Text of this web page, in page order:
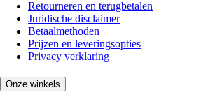
Retourneren en terugbetalen
Juridische disclaimer
Betaalmethoden
Prijzen en leveringsopties
Privacy verklaring
Onze winkels